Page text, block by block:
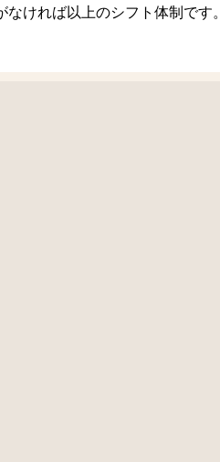
ければ以上のシフト体制です。